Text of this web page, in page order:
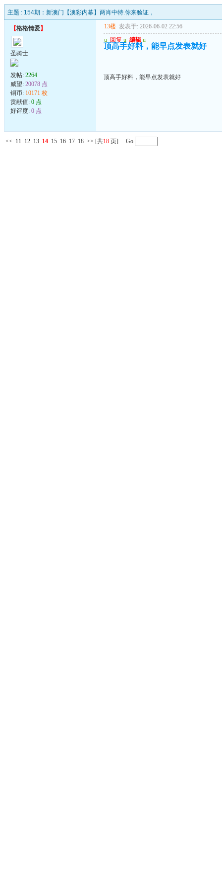
主题 : 154期：新澳门【澳彩内幕】两肖中特.你来验证，
【格格情爱】
圣骑士
发帖: 2264
威望: 20078 点
铜币: 10171 枚
贡献值: 0 点
好评度: 0 点
13楼 发表于: 2026-06-02 22:56
u 回复 u 编辑 u
顶高手好料，能早点发表就好
顶高手好料，能早点发表就好
<< 11 12 13 14 15 16 17 18 >> [共18 页] Go